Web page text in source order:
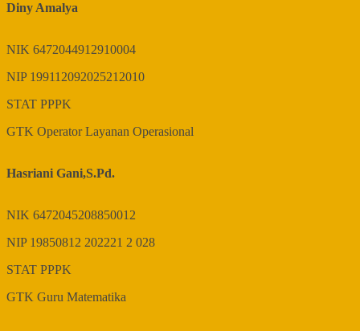
Diny Amalya
NIK 6472044912910004
NIP 199112092025212010
STAT PPPK
GTK Operator Layanan Operasional
Hasriani Gani,S.Pd.
NIK 6472045208850012
NIP 19850812 202221 2 028
STAT PPPK
GTK Guru Matematika